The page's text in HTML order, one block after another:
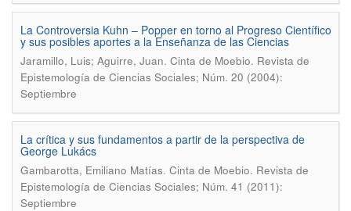
La Controversia Kuhn – Popper en torno al Progreso Científico
y sus posibles aportes a la Enseñanza de las Ciencias
Jaramillo, Luis; Aguirre, Juan. Cinta de Moebio. Revista de
Epistemología de Ciencias Sociales; Núm. 20 (2004):
Septiembre
La crítica y sus fundamentos a partir de la perspectiva de
George Lukács
Gambarotta, Emiliano Matías. Cinta de Moebio. Revista de
Epistemología de Ciencias Sociales; Núm. 41 (2011):
Septiembre